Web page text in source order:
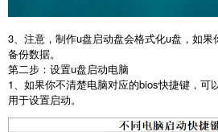
3、注意，制作u盘启动盘会格式化u盘，如
备份数据。
第二步：设置u盘启动电脑
1、如果你不清楚电脑对应的bios快捷键，可
用于设置启动。